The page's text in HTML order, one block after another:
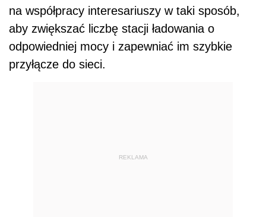
na współpracy interesariuszy w taki sposób,
aby zwiększać liczbę stacji ładowania o
odpowiedniej mocy i zapewniać im szybkie
przyłącze do sieci.
REKLAMA